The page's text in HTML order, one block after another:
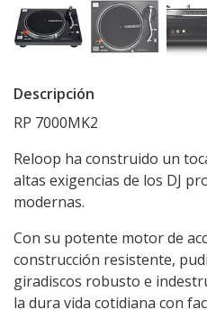
Descripción
RP 7000MK2
Reloop ha construido un
altas exigencias de los DJ
modernas.
Con su potente motor de
construcción resistente,
giradiscos robusto e
la dura vida cotidiana con